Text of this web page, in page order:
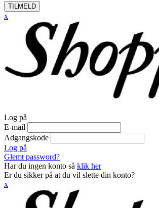
TILMELD
x
Log på
E-mail
Adgangskode
Log på
Glemt password?
Har du ingen konto så klik her
Er du sikker på at du vil slette din konto?
x